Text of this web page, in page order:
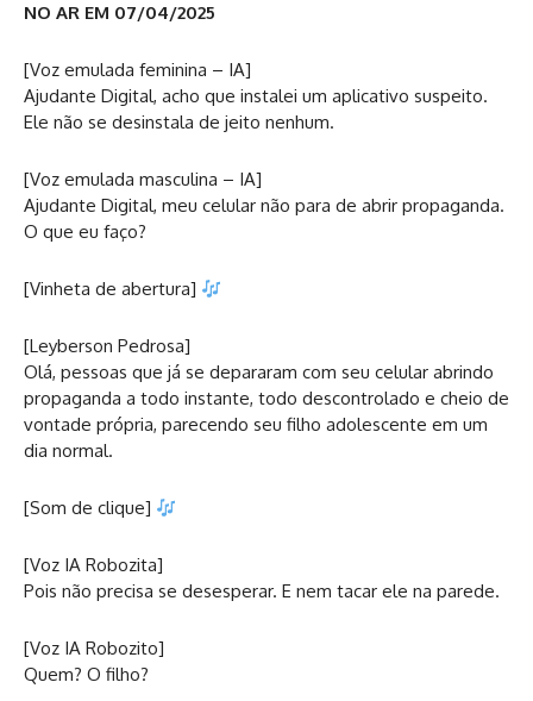
NO AR EM 07/04/2025
[Voz emulada feminina – IA]
Ajudante Digital, acho que instalei um aplicativo suspeito.
Ele não se desinstala de jeito nenhum.
[Voz emulada masculina – IA]
Ajudante Digital, meu celular não para de abrir propaganda.
O que eu faço?
[Vinheta de abertura]
[Leyberson Pedrosa]
Olá, pessoas que já se depararam com seu celular abrindo
propaganda a todo instante, todo descontrolado e cheio de
vontade própria, parecendo seu filho adolescente em um
dia normal.
[Som de clique]
[Voz IA Robozita]
Pois não precisa se desesperar. E nem tacar ele na parede.
[Voz IA Robozito]
Quem? O filho?